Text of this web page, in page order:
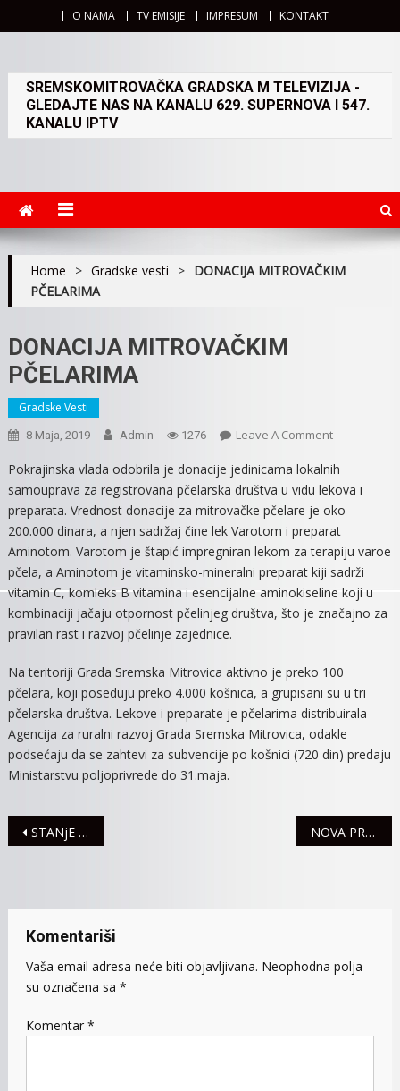
O NAMA TV EMISIJE IMPRESUM KONTAKT
SREMSKOMITROVAČKA GRADSKA M TELEVIZIJA -
GLEDAJTE NAS NA KANALU 629. SUPERNOVA I 547.
KANALU IPTV
Home > Gradske vesti > DONACIJA MITROVAČKIM
PČELARIMA
DONACIJA MITROVAČKIM
PČELARIMA
Gradske Vesti
8 Maja, 2019 Admin 1276 Leave A CommentOn
PČELARIMA
Pokrajinska vlada odobrila je donacije jedinicama lokalnih
samouprava za registrovana pčelarska društva u vidu lekova i
preparata. Vrednost donacije za mitrovačke pčelare je oko
200.000 dinara, a njen sadržaj čine lek Varotom i preparat
Aminotom. Varotom je štapić impregniran lekom za terapiju varoe
pčela, a Aminotom je vitaminsko-mineralni preparat kiji sadrži
vitamin C, komleks B vitamina i esencijalne aminokiseline koji u
kombinaciji jačaju otpornost pčelinjeg društva, što je značajno za
pravilan rast i razvoj pčelinje zajednice.
Na teritoriji Grada Sremska Mitrovica aktivno je preko 100
pčelara, koji poseduju preko 4.000 košnica, a grupisani su u tri
pčelarska društva. Lekove i preparate je pčelarima distribuirala
Agencija za ruralni razvoj Grada Sremska Mitrovica, odakle
podsećaju da se zahtevi za subvencije po košnici (720 din) predaju
Ministarstvu poljoprivrede do 31.maja.
Navigacija
STANjE U SAOBRAĆAJU NOVA PREDSTAVA ZA DECU
Komentariši
Vaša email adresa neće biti objavljivana. Neophodna polja
su označena sa *
Komentar *